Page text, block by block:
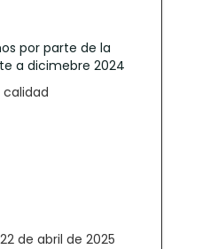
por parte de la
a dicimebre 2024
calidad
22 de abril de 2025